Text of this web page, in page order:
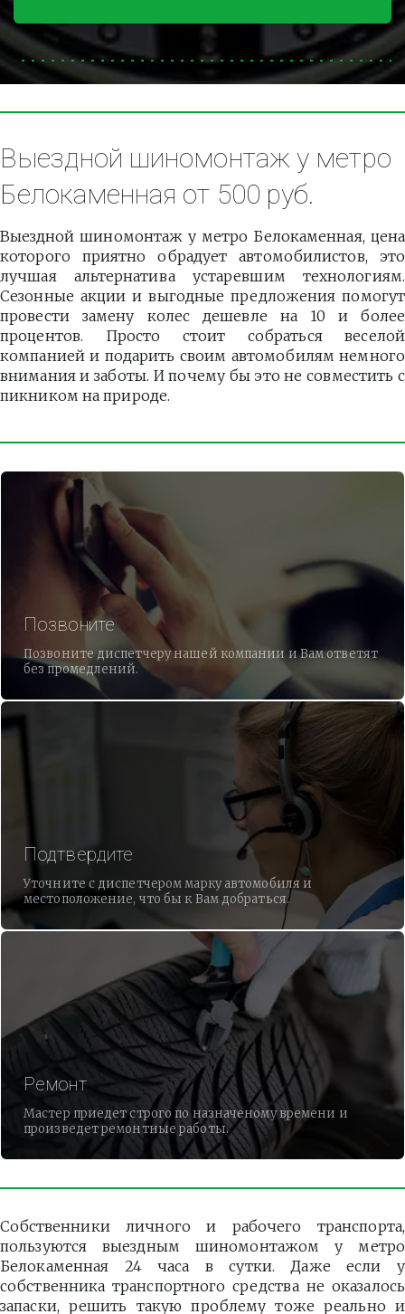
Выездной шиномонтаж у метро
Белокаменная от 500 руб.
Выездной шиномонтаж у метро Белокаменная, цена
которого приятно обрадует автомобилистов, это
лучшая альтернатива устаревшим технологиям.
Сезонные акции и выгодные предложения помогут
провести замену колес дешевле на 10 и более
процентов. Просто стоит собраться веселой
компанией и подарить своим автомобилям немного
внимания и заботы. И почему бы это не совместить с
пикником на природе.
Позвоните
Позвоните диспетчеру нашей компании и Вам ответят
без промедлений.
Подтвердите
Уточните с диспетчером марку автомобиля и
местоположение, что бы к Вам добраться.
Ремонт
Мастер приедет строго по назначеному времени и
произведет ремонтные работы.
Собственники личного и рабочего транспорта,
пользуются выездным шиномонтажом у метро
Белокаменная 24 часа в сутки. Даже если у
собственника транспортного средства не оказалось
запаски, решить такую проблему тоже реально и